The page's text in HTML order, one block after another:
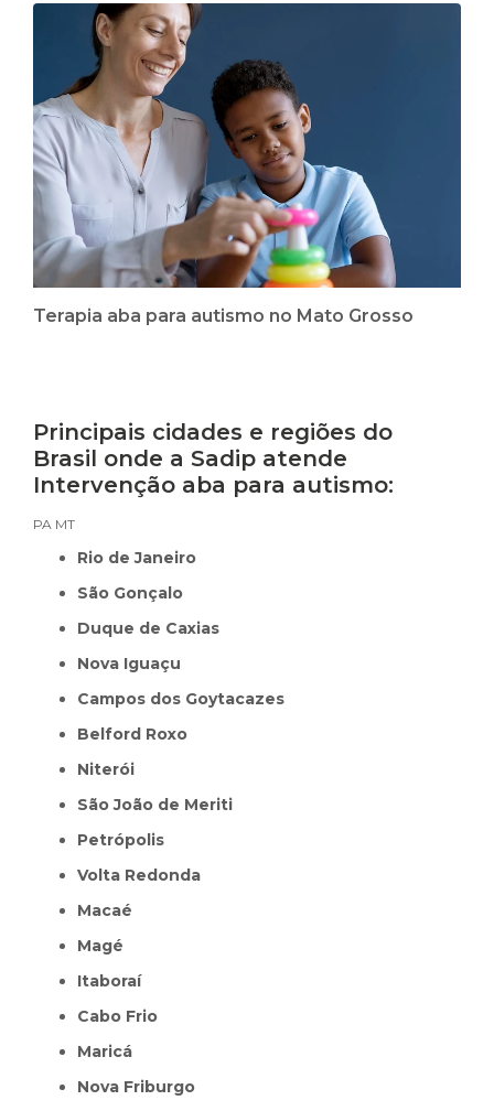
Terapia aba para autismo no Mato Grosso
Principais cidades e regiões do
Brasil onde a Sadip atende
Intervenção aba para autismo:
PA MT
Rio de Janeiro
São Gonçalo
Duque de Caxias
Nova Iguaçu
Campos dos Goytacazes
Belford Roxo
Niterói
São João de Meriti
Petrópolis
Volta Redonda
Macaé
Magé
Itaboraí
Cabo Frio
Maricá
Nova Friburgo